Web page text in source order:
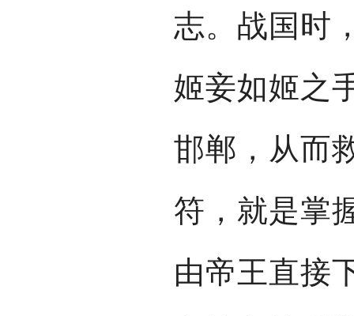
志。战国时
姬妾如姬之
邯郸，从而
符，就是掌
由帝王直接